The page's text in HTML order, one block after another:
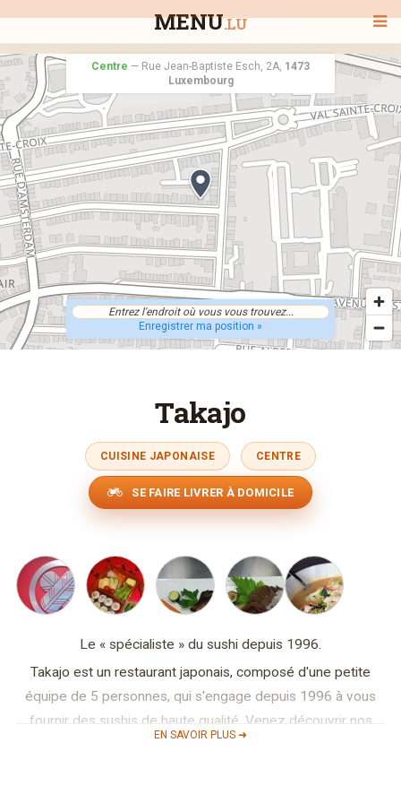
MENU.LU
BIENVENUE
TOUS LES RESTAURANTS
RECHERCHER UN RESTAURANT
Centre — Rue Jean-Baptiste Esch, 2A, 1473
Luxembourg
Enregistrer ma position »
Takajo
CUISINE JAPONAISE CENTRE
SE FAIRE LIVRER À DOMICILE
EN SAVOIR PLUS ➜
Le « spécialiste » du sushi depuis 1996.
Takajo est un restaurant japonais, composé d'une petite
équipe de 5 personnes, qui s'engage depuis 1996 à vous
fournir des sushis de haute qualité. Venez découvrir nos